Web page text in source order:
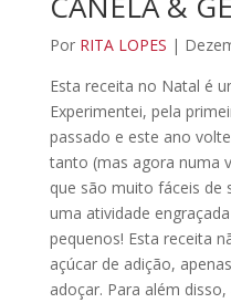
Por RITA LOPES |
Esta receita no Natal é
Experimentei, pela
passado e este ano
tanto (mas agora numa
que são muito fáceis de
uma atividade
pequenos! Esta receita
açúcar de adição,
adoçar. Para além